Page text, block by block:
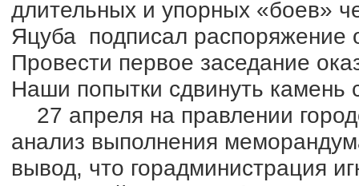
длительных и упорных «боев»
Яцуба подписал распоряжение
Провести первое заседание
Наши попытки сдвинуть камень
27 апреля на правлении
анализ выполнения
вывод, что горадминистрация